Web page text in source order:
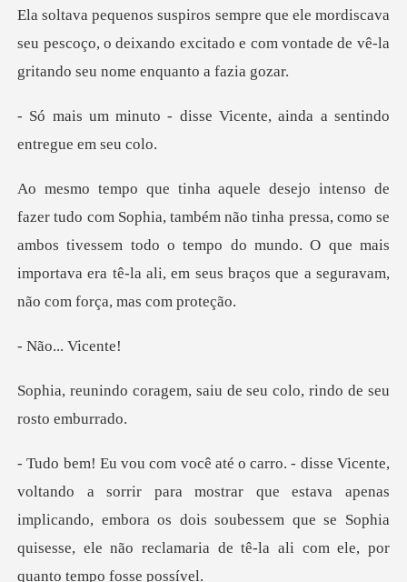
cava
seu pescoço, o deixando excitado e com vontade
se Vicente, ainda a senti
ão tinha pressa, como se
ambos tivessem todo o tempo do mundo. O que mais
importa
... V
, saiu de seu colo, rind
mostrar que estava apenas
implicando, embora os dois soubessem que se Sophia
qu